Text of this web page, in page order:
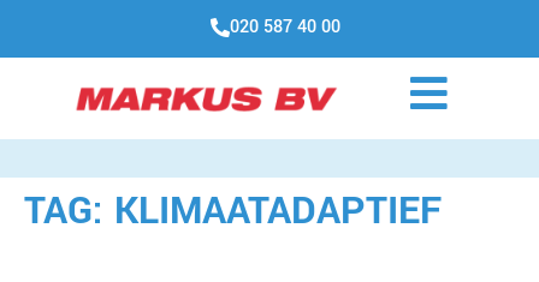
020 587 40 00
TAG: KLIMAATADAPTIEF